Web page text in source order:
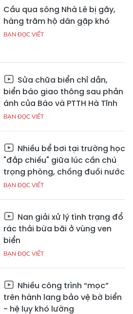
Cầu qua sông Nhà Lê bị gãy,
hàng trăm hộ dân gặp khó
BẠN ĐỌC VIẾT
Sửa chữa biển chỉ dẫn,
biển báo giao thông sau phản
ánh của Báo và PTTH Hà Tĩnh
BẠN ĐỌC VIẾT
Nhiều bể bơi tại trường học
"đắp chiếu" giữa lúc cần chú
trọng phòng, chống đuối nước
BẠN ĐỌC VIẾT
Nan giải xử lý tình trạng đổ
rác thải bừa bãi ở vùng ven
biển
BẠN ĐỌC VIẾT
Nhiều công trình “mọc”
trên hành lang bảo vệ bờ biển
- hệ lụy khó lường